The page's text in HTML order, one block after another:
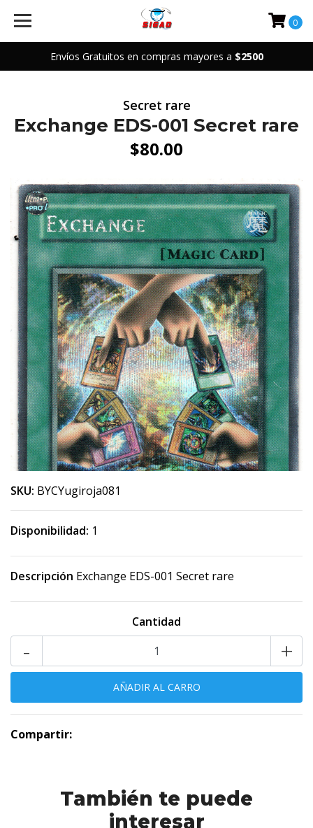
Envíos Gratuitos en compras mayores a $2500
0
Secret rare
Exchange EDS-001 Secret rare
$80.00
SKU: BYCYugiroja081
Disponibilidad: 1
Descripción Exchange EDS-001 Secret rare
Cantidad
+
-
Compartir:
También te puede
interesar